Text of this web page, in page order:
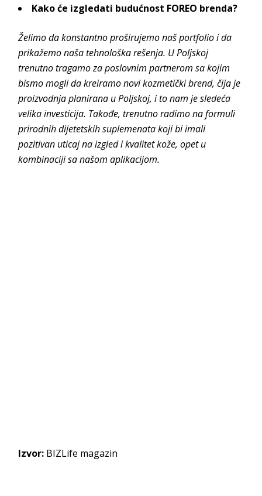
Kako će izgledati budućnost FOREO brenda?
Želimo da konstantno proširujemo naš portfolio i da
prikažemo naša tehnološka rešenja. U Poljskoj
trenutno tragamo za poslovnim partnerom sa kojim
bismo mogli da kreiramo novi kozmetički brend, čija je
proizvodnja planirana u Poljskoj, i to nam je sledeća
velika investicija. Takođe, trenutno radimo na formuli
prirodnih dijetetskih suplemenata koji bi imali
pozitivan uticaj na izgled i kvalitet kože, opet u
kombinaciji sa našom aplikacijom.
Izvor: BIZLife magazin